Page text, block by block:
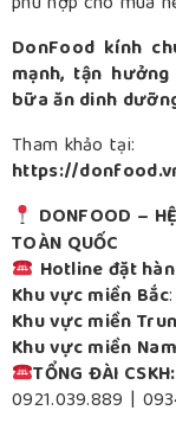
DonFood kính
mạnh, tận
bữa ăn dinh
Tham khảo tại:
https://
DONFOOD –
TOÀN QUỐC
Hotline đặt
Khu vực miền Bắc
Khu vực miền
Khu vực miền Nam
TỔNG ĐÀI CSKH:
0921.039.889 |